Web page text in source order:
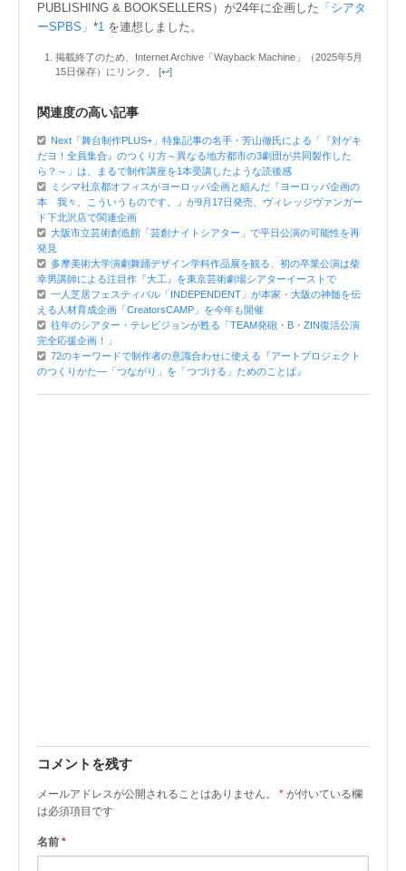
PUBLISHING & BOOKSELLERS）が24年に企画した 「シアタ
ーSPBS」 *1 を連想しました。
掲載終了のため、Internet Archive「Wayback Machine」（2025年5月
15日保存）にリンク。 [↩]
関連度の高い記事
Next「舞台制作PLUS+」特集記事の名手・芳山徹氏による「『対ゲキ
だヨ！全員集合』のつくり方～異なる地方都市の3劇団が共同製作した
ら？～」は、まるで制作講座を1本受講したような読後感
ミシマ社京都オフィスがヨーロッパ企画と組んだ『ヨーロッパ企画の
本 我々、こういうものです。』が9月17日発売、ヴィレッジヴァンガー
ド下北沢店で関連企画
大阪市立芸術創造館「芸創ナイトシアター」で平日公演の可能性を再
発見
多摩美術大学演劇舞踊デザイン学科作品展を観る、初の卒業公演は柴
幸男講師による注目作『大工』を東京芸術劇場シアターイーストで
一人芝居フェスティバル「INDEPENDENT」が本家・大阪の神髄を伝
える人材育成企画「CreatorsCAMP」を今年も開催
往年のシアター・テレビジョンが甦る「TEAM発砲・B・ZIN復活公演
完全応援企画！」
72のキーワードで制作者の意識合わせに使える『アートプロジェクト
のつくりかた―「つながり」を「つづける」ためのことば』
コメントを残す
メールアドレスが公開されることはありません。 * が付いている欄
は必須項目です
名前 *